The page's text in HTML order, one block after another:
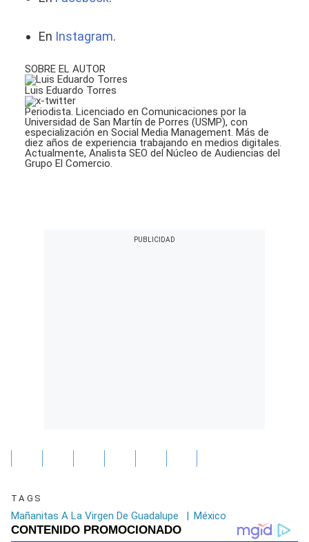
En Instagram.
SOBRE EL AUTOR
Luis Eduardo Torres
Periodista. Licenciado en Comunicaciones por la
Universidad de San Martín de Porres (USMP), con
especialización en Social Media Management. Más de
diez años de experiencia trabajando en medios digitales.
Actualmente, Analista SEO del Núcleo de Audiencias del
Grupo El Comercio.
TAGS
Mañanitas A La Virgen De Guadalupe | México